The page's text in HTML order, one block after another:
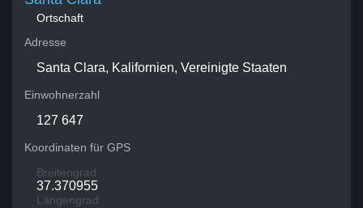
Ortschaft
Adresse
Santa Clara, Kalifornien, Vereinigte Staaten
Einwohnerzahl
127 647
Koordinaten für GPS
Breitengrad
37.370955
Längengrad